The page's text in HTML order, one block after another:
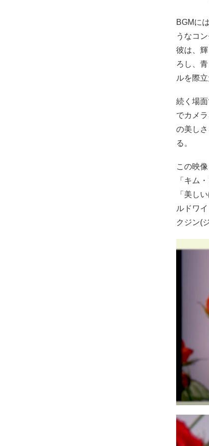
BGMに
うなコ
彼は、
ろし、
ルを際立
続く場
でカメ
の美し
る。
この映
「キム
「美し
ルドワ
クジン(